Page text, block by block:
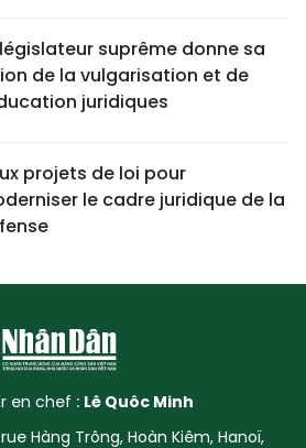
suprême donne sa
de la vulgarisation et de
juridiques
projets de loi pour
le cadre juridique de la
en chef : Lê Quôc Minh
Hàng Trông, Hoàn Kiêm, Hanoï,